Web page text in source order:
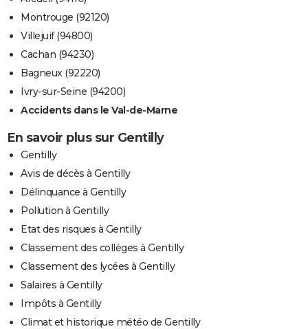
Montrouge (92120)
Villejuif (94800)
Cachan (94230)
Bagneux (92220)
Ivry-sur-Seine (94200)
Accidents dans le Val-de-Marne
En savoir plus sur Gentilly
Gentilly
Avis de décès à Gentilly
Délinquance à Gentilly
Pollution à Gentilly
Etat des risques à Gentilly
Classement des collèges à Gentilly
Classement des lycées à Gentilly
Salaires à Gentilly
Impôts à Gentilly
Climat et historique météo de Gentilly